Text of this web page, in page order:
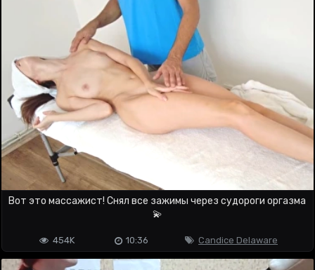
Вот это массажист! Снял все зажимы через судороги оргазма
💫
Candice Delaware
10:36
454K